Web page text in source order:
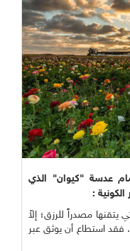
عدسة "كيوان" الذي
:
يتقنها مصدراً للرزق؛ إلاّ
فقد استطاع أن يوثق عبر